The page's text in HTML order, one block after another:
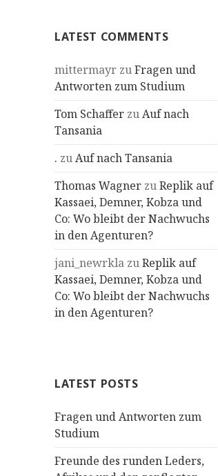
LATEST COMMENTS
mittermayr zuFragen und
Antworten zum Studium
Tom Schaffer zuAuf nach
Tansania
. zuAuf nach Tansania
Thomas Wagner zuReplik auf
Kassaei, Demner, Kobza und
Co: Wo bleibt der Nachwuchs
in den Agenturen?
jani_newrkla zuReplik auf
Kassaei, Demner, Kobza und
Co: Wo bleibt der Nachwuchs
in den Agenturen?
LATEST POSTS
Fragen und Antworten zum
Studium
Freunde des runden Leders,